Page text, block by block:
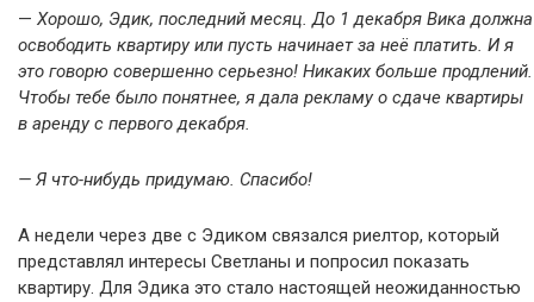
— Хорошо, Эдик, последний месяц. До 1 декабря Вика должна
освободить квартиру или пусть начинает за неё платить. И я
это говорю совершенно серьезно! Никаких больше продлений.
Чтобы тебе было понятнее, я дала рекламу о сдаче квартиры
в аренду с первого декабря.
— Я что-нибудь придумаю. Спасибо!
А недели через две с Эдиком связался риелтор, который
представлял интересы Светланы и попросил показать
квартиру. Для Эдика это стало настоящей неожиданностью